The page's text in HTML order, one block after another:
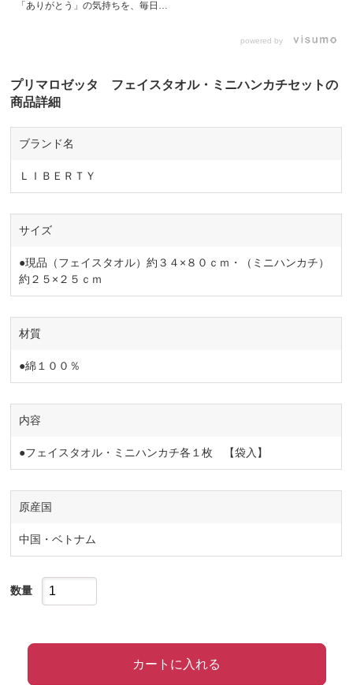
「ありがとう」の気持ちを、毎日の
的だけど、ちゃんと特別」そんな結
婚内祝いを探している方におすすめ
です。 #結婚内祝い #内祝い選び #
ディ #シャディギフトモール
powered by
プリマロゼッタ フェイスタオル・ミニハンカチセットの
商品詳細
ブランド名
ＬＩＢＥＲＴＹ
サイズ
●現品（フェイスタオル）約３４×８０ｃｍ・（ミニハンカチ）
約２５×２５ｃｍ
材質
●綿１００％
内容
●フェイスタオル・ミニハンカチ各１枚 【袋入】
原産国
中国・ベトナム
数量
カートに入れる